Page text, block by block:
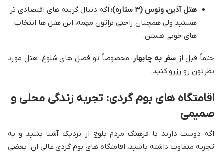
هتل آذین، ونوس (۳ ستاره):
اگه دنبال گزینه های اقتصادی تر
هستید ولی همچنان راحتی براتون مهمه، این هتل ها انتخاب
های خوبی هستن.
حتماً قبل ازسفر به چابهار، مخصوصاً تو فصل های شلوغ، هتل مورد
نظرتون رو رزرو کنید.
اقامتگاه های بوم گردی: تجربه زندگی محلی و
صمیمی
اگه دوست دارید با فرهنگ مردم بلوچ از نزدیک آشنا بشید و یه
تجربه متفاوت داشته باشید، اقامتگاه های بوم گردی عالی ان. بعضی